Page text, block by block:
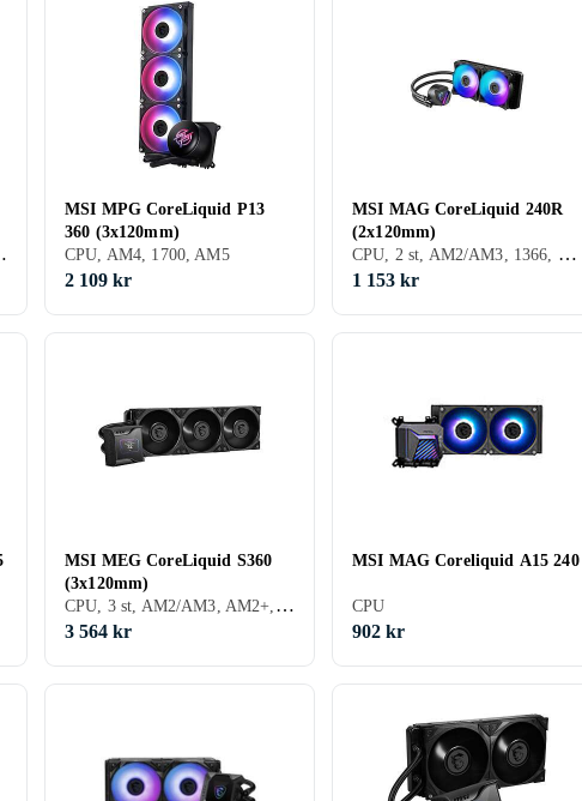
TR4, 1700
MSI MPG CoreLiquid P13
360 (3x120mm)
CPU, AM4, 1700, AM5
2 109 kr
MSI MAG CoreLiquid 240R
(2x120mm)
CPU, 2 st, AM2/AM3, 1366, 2011, AM2+, AM3+, FM1, FM2, 1151, 2011-3, AM4, 2066, TR4
1 153 kr
MSI MEG CoreLiquid S360
(3x120mm)
CPU, 3 st, AM2/AM3, AM2+, AM3+, FM1, FM2, AM4, SP3, TR4, 1700, AM5
3 564 kr
MSI MAG Coreliquid A15 240
CPU
902 kr